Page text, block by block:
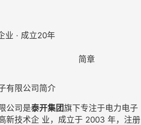
业 · 成立20年
简章
有限公司简介
公司是泰开集团旗下专注于电力电子
新技术企 业，成立于 2003 年，注册